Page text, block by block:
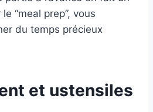
“meal prep”, vous
du temps précieux
et ustensiles